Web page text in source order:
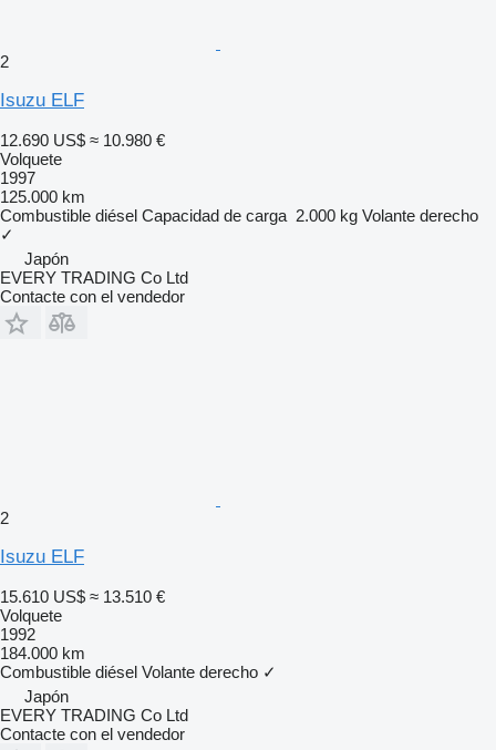
2
Isuzu ELF
12.690 US$ ≈ 10.980 €
Volquete
1997
125.000 km
Combustible diésel Capacidad de carga 2.000 kg Volante derecho
✓
Japón
EVERY TRADING Co Ltd
Contacte con el vendedor
2
Isuzu ELF
15.610 US$ ≈ 13.510 €
Volquete
1992
184.000 km
Combustible diésel Volante derecho ✓
Japón
EVERY TRADING Co Ltd
Contacte con el vendedor